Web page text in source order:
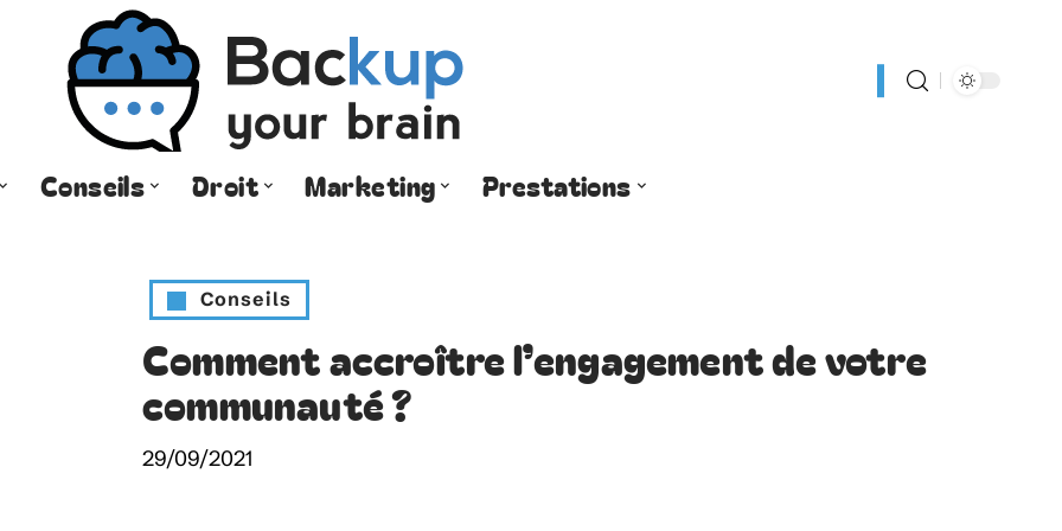
Conseils Droit Marketing Prestations
Conseils
Comment accroître l’engagement de votre
communauté ?
29/09/2021